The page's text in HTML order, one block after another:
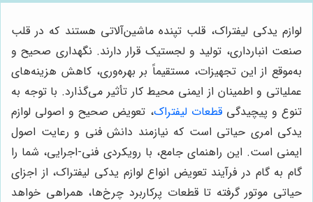
لوازم یدکی لیفتراک، قلب تپنده ماشین‌آلاتی هستند که در قلب
صنعت انبارداری، تولید و لجستیک قرار دارند. نگهداری صحیح و
به‌موقع از این تجهیزات، مستقیماً بر بهره‌وری، کاهش هزینه‌های
عملیاتی و اطمینان از ایمنی محیط کار تأثیر می‌گذارد. با توجه به
تنوع و پیچیدگیقطعات لیفتراک، تعویض صحیح و اصولی لوازم
یدکی امری حیاتی است که نیازمند دانش فنی و رعایت اصول
ایمنی است. این راهنمای جامع، با رویکردی فنی-اجرایی، شما را
گام به گام در فرآیند تعویض انواع لوازم یدکی لیفتراک، از اجزای
حیاتی موتور گرفته تا قطعات پرکاربرد چرخ‌ها، همراهی خواهد